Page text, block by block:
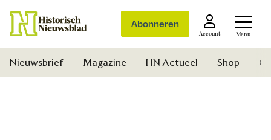
Abonneren
Account Menu
Nieuwsbrief Magazine HN Actueel Shop